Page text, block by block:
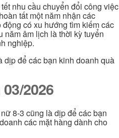
nhu cầu chuyển đổi công việc
tất một năm nhận các
có xu hướng tìm kiếm các
năm âm lịch là thời kỳ tuyển
nghiệp.
dịp để các bạn kinh doanh quà
2026
8-3 cũng là dịp để các bạn
các mặt hàng dành cho